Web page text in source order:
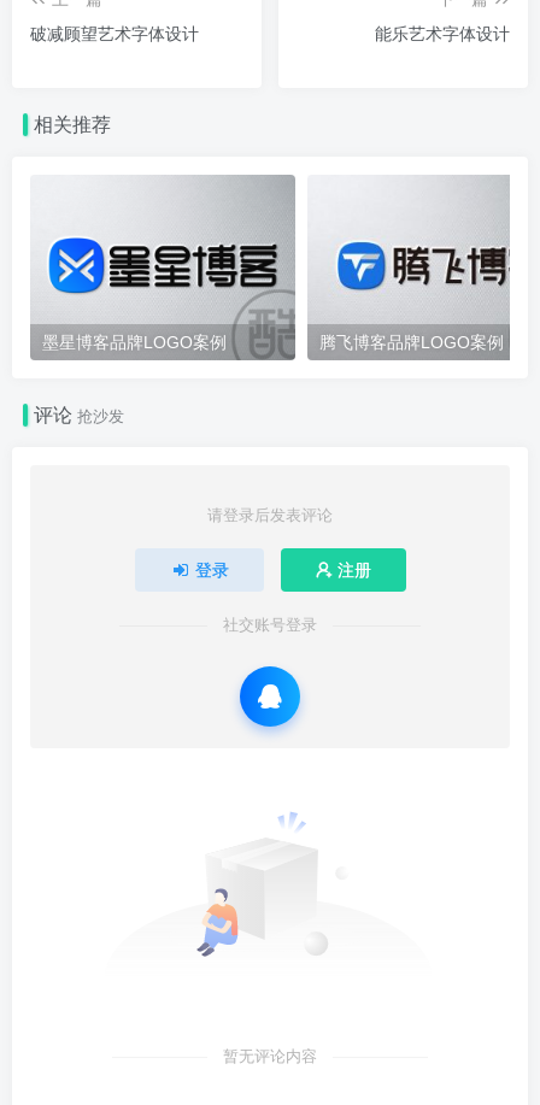
破减顾望艺术字体设计
能乐艺术字体设计
相关推荐
墨星博客品牌LOGO案例 腾飞博客品牌LOGO案例
评论抢沙发
请登录后发表评论
登录 注册
社交账号登录
暂无评论内容